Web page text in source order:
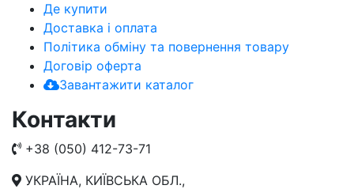
Де купити
Доставка і оплата
Політика обміну та повернення товару
Договір оферта
Завантажити каталог
Контакти
+38 (050) 412-73-71
УКРАЇНА, КИЇВСЬКА ОБЛ.,